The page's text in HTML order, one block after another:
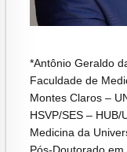
*Antônio Geraldo
Faculdade de
Montes Claros –
HSVP/SES –
Medicina da